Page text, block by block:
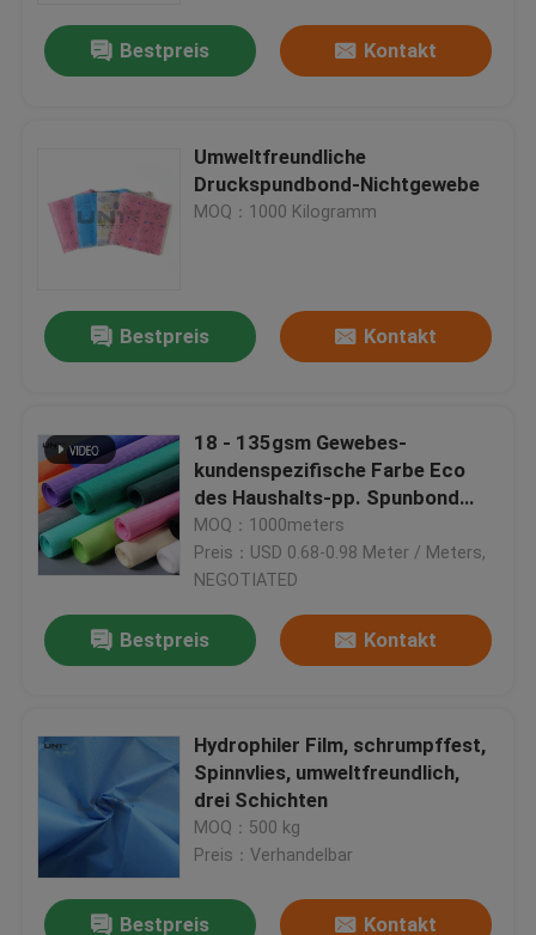
Bestpreis Kontakt
Umweltfreundliche
Druckspundbond-Nichtgewebe
MOQ：1000 Kilogramm
Bestpreis Kontakt
18 - 135gsm Gewebes-
kundenspezifische Farbe Eco
des Haushalts-pp. Spunbond
nicht freundlich
MOQ：1000meters
Preis：USD 0.68-0.98 Meter / Meters,
NEGOTIATED
Bestpreis Kontakt
Hydrophiler Film, schrumpffest,
Spinnvlies, umweltfreundlich,
drei Schichten
MOQ：500 kg
Preis：Verhandelbar
Bestpreis Kontakt